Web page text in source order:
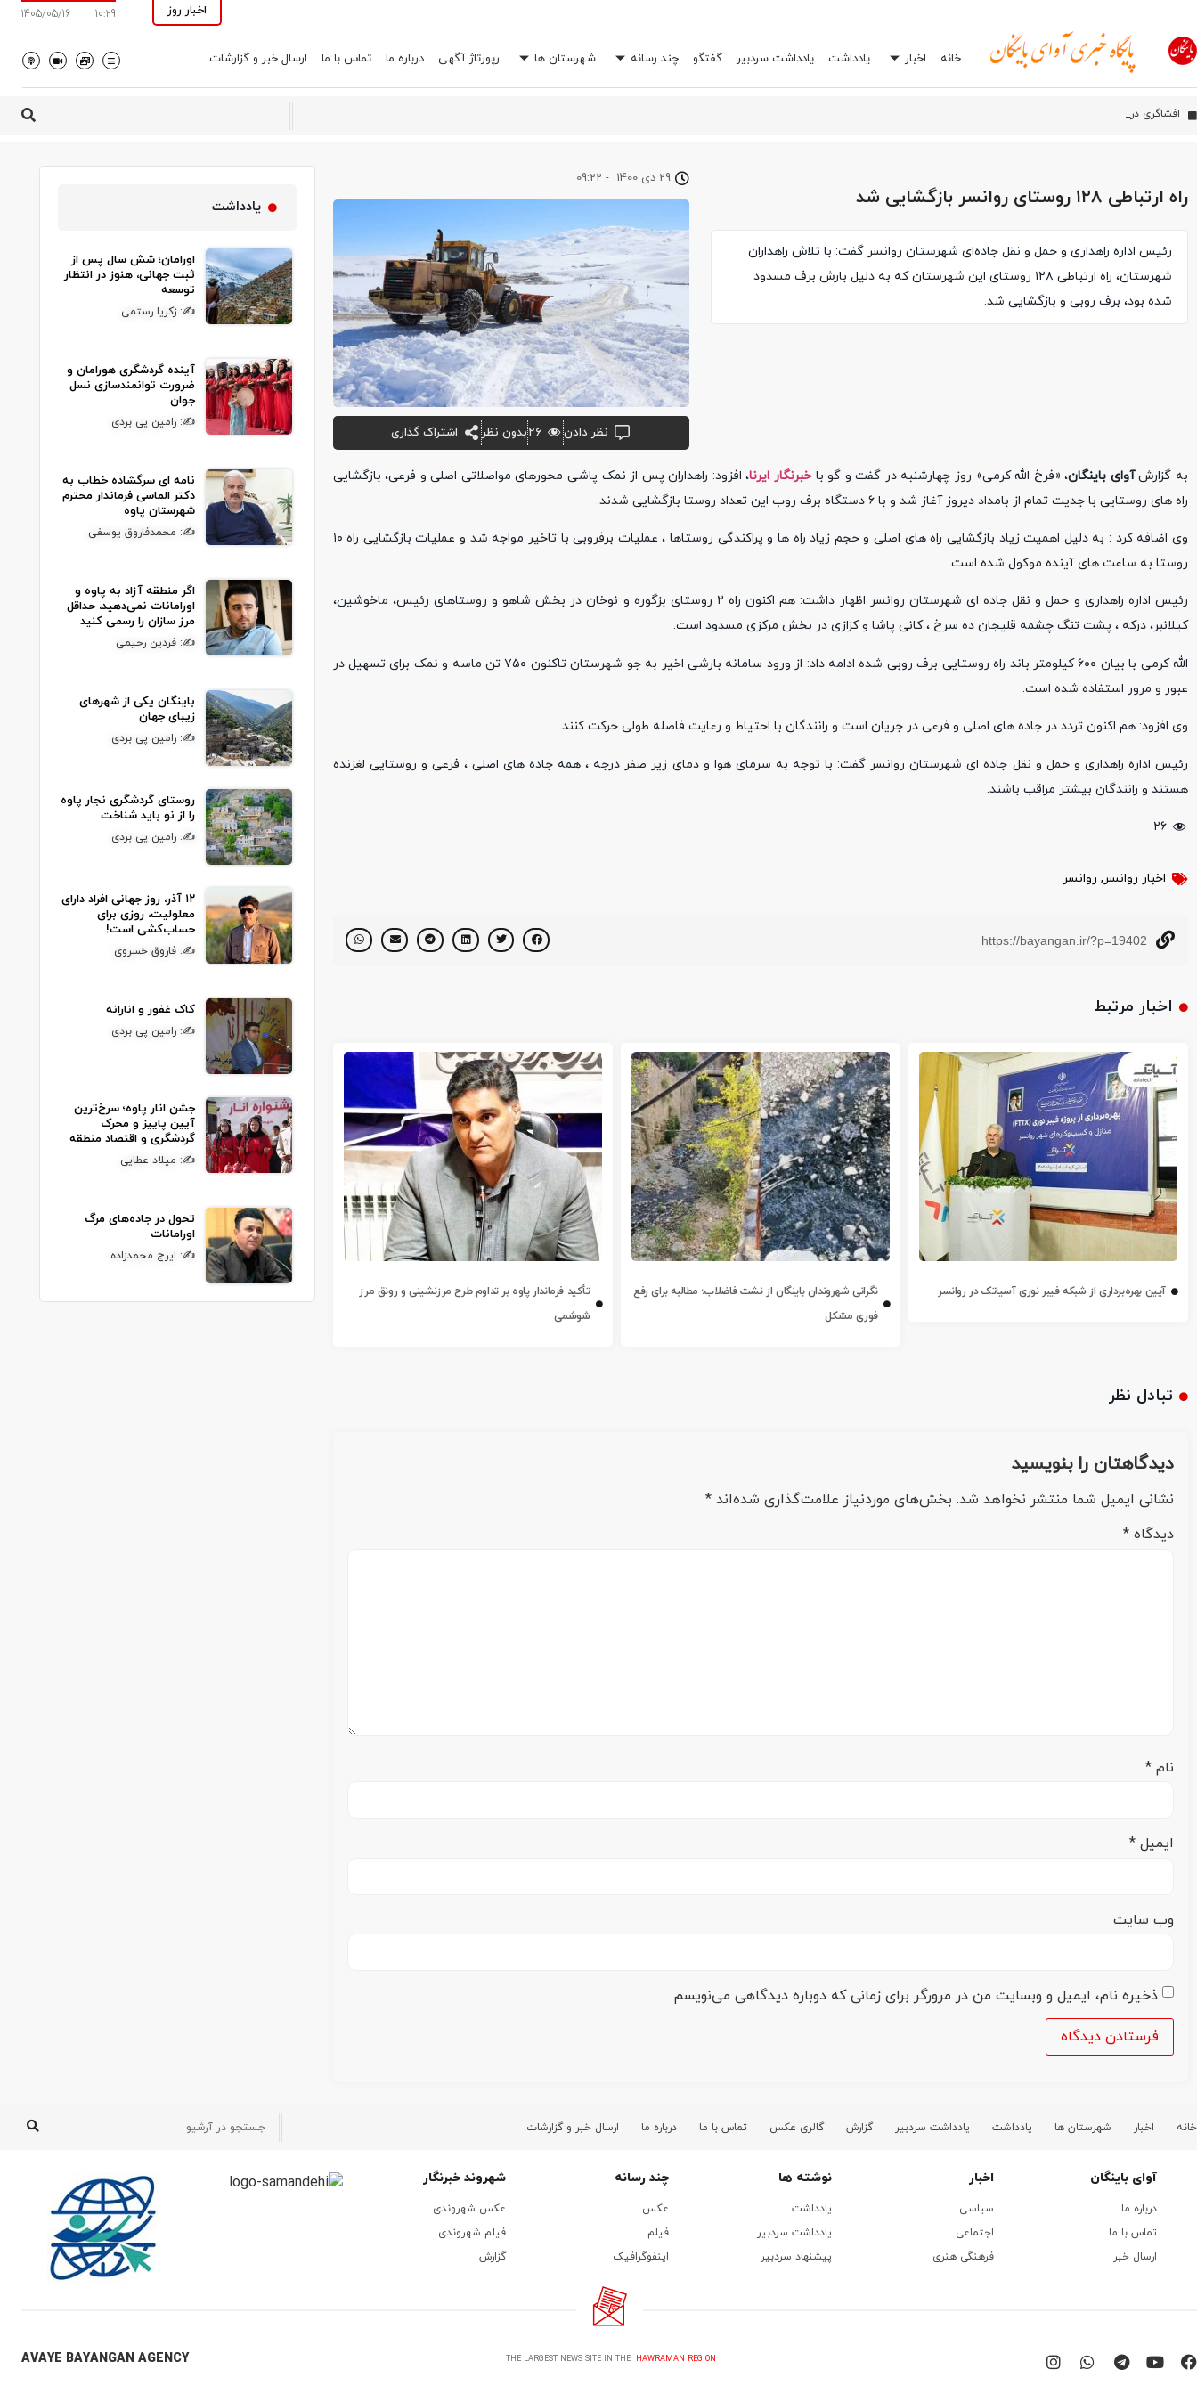
اخبار روز 10:29
1405/05/16
خانه اخبار یادداشت یادداشت سردبیر گفتگو چند رسانه شهرستان ها رپورتاژ آگهی درباره ما تماس با ما ارسال خبر و گزارشات
افشاگری درباره یک اشتباه رای
اورامان؛ شش سال پس از ثبت جهانی، هنوز در انتظار توسعه
راه ارتباطی ۱۲٨ روستای روانسر بازگشایی شد
رئیس اداره راهداری و حمل و نقل جاده‌ای شهرستان روانسر گفت: با تلاش راهداران
شهرستان، راه ارتباطی ۱۲٨ روستای این شهرستان که به دلیل بارش برف مسدود
شده بود، برف روبی و بازگشایی شد.
29 دی 1400 -
09:22
نظر دادن ۲۶بدون نظر اشتراک گذاری
به گزارشآوای باینگان، «فرخ الله کرمی» روز چهارشنبه در گفت و گو باخبرنگار ایرنا، افزود: راهداران پس از نمک پاشی محورهای مواصلاتی اصلی و فرعی، بازگشایی
راه های روستایی با جدیت تمام از بامداد دیروز آغاز شد و با ۶ دستگاه برف روب این تعداد روستا بازگشایی شدند.
وی اضافه کرد : به دلیل اهمیت زیاد بازگشایی راه های اصلی و حجم زیاد راه ها و پراکندگی روستاها ، عملیات برفروبی با تاخیر مواجه شد و عملیات بازگشایی راه ۱۰
روستا به ساعت های آینده موکول شده است.
رئیس اداره راهداری و حمل و نقل جاده ای شهرستان روانسر اظهار داشت: هم اکنون راه ۲ روستای بزگوره و نوخان در بخش شاهو و روستاهای رئیس، ماخوشین،
کیلانبر، درکه ، پشت تنگ چشمه قلیجان ده سرخ ، کانی پاشا و کزازی در بخش مرکزی مسدود است.
الله کرمی با بیان ۶۰۰ کیلومتر باند راه روستایی برف روبی شده ادامه داد: از ورود سامانه بارشی اخیر به جو شهرستان تاکنون ۷۵۰ تن ماسه و نمک برای تسهیل در
عبور و مرور استفاده شده است.
وی افزود: هم اکنون تردد در جاده های اصلی و فرعی در جریان است و رانندگان با احتیاط و رعایت فاصله طولی حرکت کنند.
رئیس اداره راهداری و حمل و نقل جاده ای شهرستان روانسر گفت: با توجه به سرمای هوا و دمای زیر صفر درجه ، همه جاده های اصلی ، فرعی و روستایی لغزنده
هستند و رانندگان بیشتر مراقب باشند.
۲۶
اخبار روانسر, روانسر
https://bayangan.ir/?p=19402
اخبار مرتبط
آیین بهره‌برداری از شبکه فیبر نوری آسیاتک در روانسر
نگرانی شهروندان باینگان از نشت فاضلاب؛ مطالبه برای رفع
فوری مشکل
تأکید فرماندار پاوه بر تداوم طرح مرزنشینی و رونق مرز
شوشمی
تبادل نظر
دیدگاهتان را بنویسید
نشانی ایمیل شما منتشر نخواهد شد. بخش‌های موردنیاز علامت‌گذاری شده‌اند *
دیدگاه *
نام *
ایمیل *
وب‌ سایت
ذخیره نام، ایمیل و وبسایت من در مرورگر برای زمانی که دوباره دیدگاهی می‌نویسم.
یادداشت
اورامان؛ شش سال پس از
ثبت جهانی، هنوز در انتظار
توسعه
✍: زکریا رستمی
آینده گردشگری هورامان و
ضرورت توانمندسازی نسل
جوان
✍: رامین پی بردی
نامه ای سرگشاده خطاب به
دکتر الماسی فرماندار محترم
شهرستان پاوه
✍: محمدفاروق یوسفی
اگر منطقه آزاد به پاوه و
اورامانات نمی‌دهید، حداقل
مرز سازان را رسمی کنید
✍: فردین رحیمی
باینگان یکی از شهرهای
زیبای جهان
✍: رامین پی بردی
روستای گردشگری نجار پاوه
را از نو باید شناخت
✍: رامین پی بردی
۱۲ آذر، روز جهانی افراد دارای
معلولیت، روزی برای
حساب‌کشی است!
✍: فاروق خسروی
کاک غفور و انارانه
✍: رامین پی بردی
جشن انار پاوه؛ سرخ‌ترین
آیین پاییز و محرک
گردشگری و اقتصاد منطقه
✍: میلاد عطایی
تحول در جاده‌های مرگ
اورامانات
✍: ایرج محمدزاده
خانه اخبار شهرستان ها یادداشت یادداشت سردبیر گزارش گالری عکس تماس با ما درباره ما ارسال خبر و گزارشات
آوای باینگان
درباره ما
تماس با ما
ارسال خبر
اخبار
سیاسی
اجتماعی
فرهنگی هنری
نوشته ها
یادداشت
یادداشت سردبیر
پیشنهاد سردبیر
چند رسانه
عکس
فیلم
اینفوگرافیک
شهروند خبرنگار
عکس شهروندی
فیلم شهروندی
گزارش
THE LARGEST NEWS SITE IN THE HAWRAMAN REGION
AVAYE BAYANGAN AGENCY